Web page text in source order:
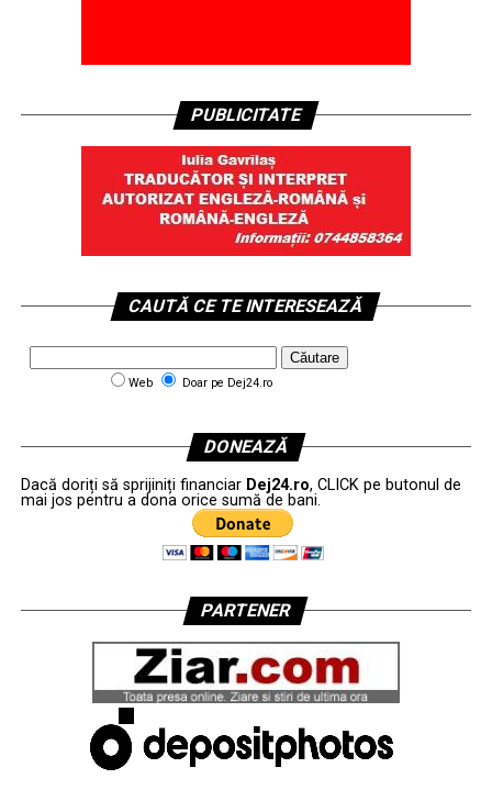
PUBLICITATE
CAUTĂ CE TE INTERESEAZĂ
Web Doar pe Dej24.ro
DONEAZĂ
Dacă doriți să sprijiniți financiar Dej24.ro, CLICK pe butonul de
mai jos pentru a dona orice sumă de bani.
PARTENER